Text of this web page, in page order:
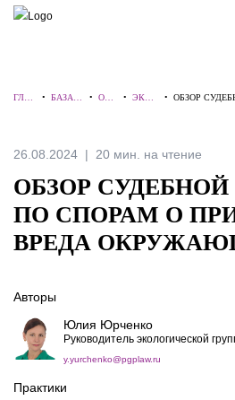
ПОИСК ПО САЙТУ
ГЛА
• БАЗА
•ОБЗ
• ЭКОЛ
•ОБЗОР
26.08.2024 20 мин. на чтение
ОБЗОР
ПО СПОРАМ О
ВРЕДА
Авторы
Юлия Юрченко
Руководитель экологической
y.yurchenko@pgplaw.ru
Практики